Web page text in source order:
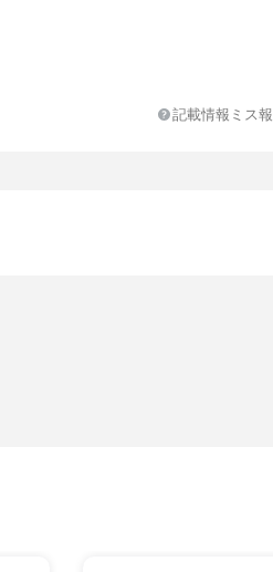
記載情報ミス